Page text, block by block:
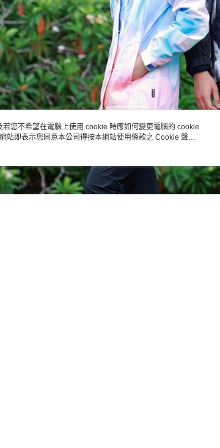
您不希望在電腦上使用 cookie 時應如何變更電腦的 cookie
站即表示您同意本公司得按本網站使用條款之 Cookie 聲明